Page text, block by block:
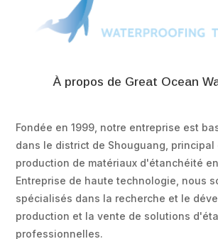
À propos de Great Ocean
Fondée en 1999, notre entreprise est
dans le district de Shouguang, principal
production de matériaux d'étanchéité
Entreprise de haute technologie, nous
spécialisés dans la recherche et le
production et la vente de solutions
professionnelles.